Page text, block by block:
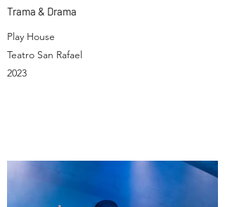
Trama & Drama
Play House
Teatro San Rafael
2023